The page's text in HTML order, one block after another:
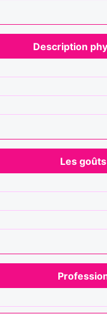
Description
Les